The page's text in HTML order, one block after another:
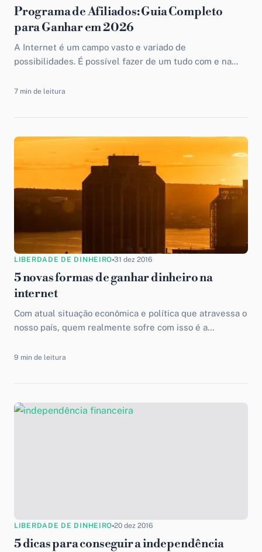
Programa de Afiliados: Guia Completo
para Ganhar em 2026
A Internet é um campo vasto e variado de
possibilidades. É possível fazer de um tudo com e na
7 min de leitura
LIBERDADE DE DINHEIRO 31 dez 2016
5 novas formas de ganhar dinheiro na
internet
Com atual situação econômica e política que atravessa o
nosso país, quem realmente sofre com isso é a
9 min de leitura
LIBERDADE DE DINHEIRO 20 dez 2016
5 dicas para conseguir a independência